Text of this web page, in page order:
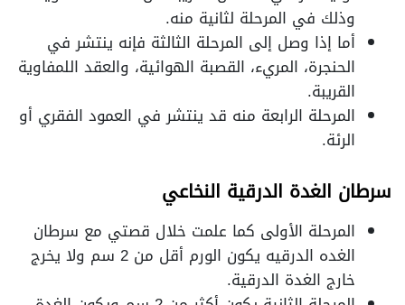
وذلك في المرحلة لثانية منه.
أما إذا وصل إلى المرحلة الثالثة فإنه ينتشر في
الحنجرة، المريء، القصبة الهوائية، والعقد اللمفاوية
القريبة.
المرحلة الرابعة منه قد ينتشر في العمود الفقري أو
الرئة.
سرطان الغدة الدرقية النخاعي
المرحلة الأولى كما علمت خلال قصتي مع سرطان
الغده الدرقيه يكون الورم أقل من 2 سم ولا يخرج
خارج الغدة الدرقية.